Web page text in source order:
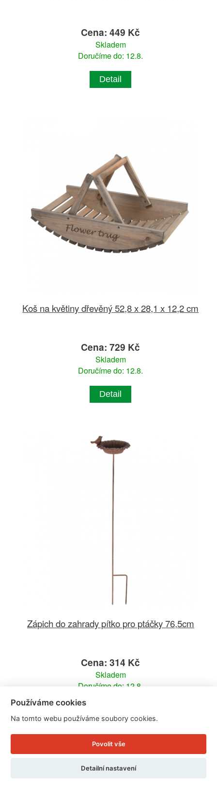
Cena: 449 Kč
Skladem
Doručíme do: 12.8.
Detail
Koš na květiny dřevěný 52,8 x 28,1 x 12,2 cm
Cena: 729 Kč
Skladem
Doručíme do: 12.8.
Detail
Zápich do zahrady pítko pro ptáčky 76,5cm
Cena: 314 Kč
Skladem
Doručíme do: 12.8.
Používáme cookies
Na tomto webu používáme soubory cookies.
Povolit vše
Detailní nastavení